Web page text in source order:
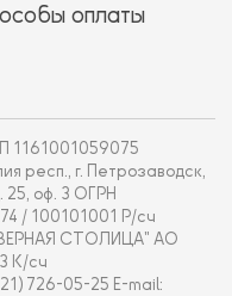
оплаты
1161001059075
респ., г. Петрозаводск,
25, оф. 3 ОГРН
/ 100101001 Р/сч
СТОЛИЦА" АО
К/сч
726-05-25 E-mail: